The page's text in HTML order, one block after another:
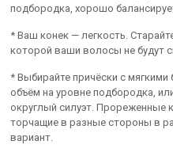
подбородка, хорошо
* Ваш конек — легкость.
которой ваши волосы не будут
* Выбирайте причёски с
объём на уровне подбородка,
округлый силуэт. Прореженные
торчащие в разные стороны в
вариант.